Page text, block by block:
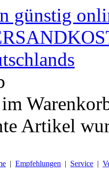
Artikel
| Empfehlungen | Service |